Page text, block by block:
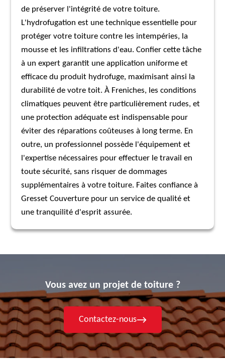
de préserver l'intégrité de votre toiture.
L'hydrofugation est une technique essentielle pour
protéger votre toiture contre les intempéries, la
mousse et les infiltrations d'eau. Confier cette tâche
à un expert garantit une application uniforme et
efficace du produit hydrofuge, maximisant ainsi la
durabilité de votre toit. À Freniches, les conditions
climatiques peuvent être particulièrement rudes, et
une protection adéquate est indispensable pour
éviter des réparations coûteuses à long terme. En
outre, un professionnel possède l'équipement et
l'expertise nécessaires pour effectuer le travail en
toute sécurité, sans risquer de dommages
supplémentaires à votre toiture. Faites confiance à
Gresset Couverture pour un service de qualité et
une tranquilité d'esprit assurée.
Vous avez un projet de toiture ?
Contactez-nous